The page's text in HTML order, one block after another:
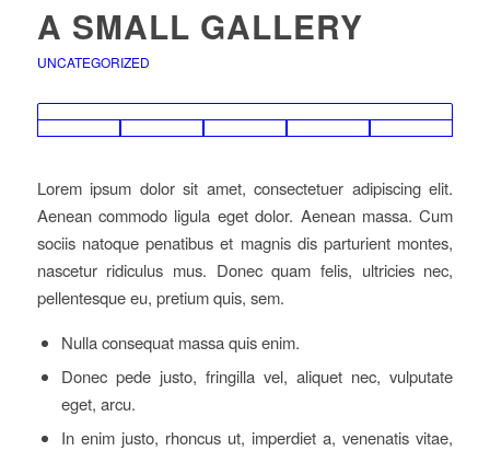
A SMALL GALLERY
UNCATEGORIZED
Lorem ipsum dolor sit amet, consectetuer adipiscing elit.
Aenean commodo ligula eget dolor. Aenean massa. Cum
sociis natoque penatibus et magnis dis parturient montes,
nascetur ridiculus mus. Donec quam felis, ultricies nec,
pellentesque eu, pretium quis, sem.
Nulla consequat massa quis enim.
Donec pede justo, fringilla vel, aliquet nec, vulputate
eget, arcu.
In enim justo, rhoncus ut, imperdiet a, venenatis vitae,